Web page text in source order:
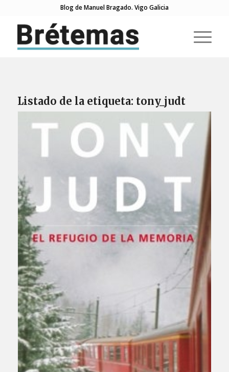
Blog de Manuel Bragado. Vigo Galicia
Listado de la etiqueta: tony_judt